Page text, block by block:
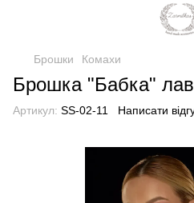
Брошки Комахи
Брошка "Бабка"
Артикул: SS-02-11 Написати